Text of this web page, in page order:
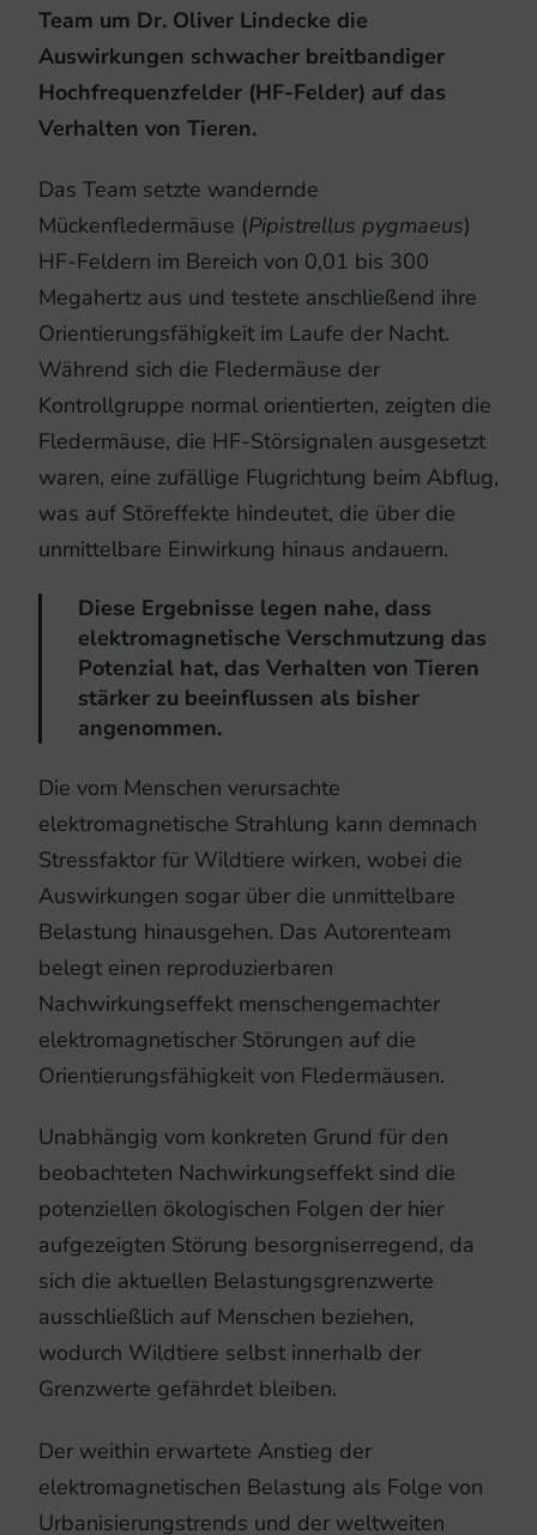
Team um Dr. Oliver Lindecke die
Auswirkungen schwacher breitbandiger
Hochfrequenzfelder (HF-Felder) auf das
Verhalten von Tieren.
Das Team setzte wandernde
Mückenfledermäuse (Pipistrellus pygmaeus)
HF-Feldern im Bereich von 0,01 bis 300
Megahertz aus und testete anschließend ihre
Orientierungsfähigkeit im Laufe der Nacht.
Während sich die Fledermäuse der
Kontrollgruppe normal orientierten, zeigten die
Fledermäuse, die HF-Störsignalen ausgesetzt
waren, eine zufällige Flugrichtung beim Abflug,
was auf Störeffekte hindeutet, die über die
unmittelbare Einwirkung hinaus andauern.
Diese Ergebnisse legen nahe, dass
elektromagnetische Verschmutzung das
Potenzial hat, das Verhalten von Tieren
stärker zu beeinflussen als bisher
angenommen.
Die vom Menschen verursachte
elektromagnetische Strahlung kann demnach
Stressfaktor für Wildtiere wirken, wobei die
Auswirkungen sogar über die unmittelbare
Belastung hinausgehen. Das Autorenteam
belegt einen reproduzierbaren
Nachwirkungseffekt menschengemachter
elektromagnetischer Störungen auf die
Orientierungsfähigkeit von Fledermäusen.
Unabhängig vom konkreten Grund für den
beobachteten Nachwirkungseffekt sind die
potenziellen ökologischen Folgen der hier
aufgezeigten Störung besorgniserregend, da
sich die aktuellen Belastungsgrenzwerte
ausschließlich auf Menschen beziehen,
wodurch Wildtiere selbst innerhalb der
Grenzwerte gefährdet bleiben.
Der weithin erwartete Anstieg der
elektromagnetischen Belastung als Folge von
Urbanisierungstrends und der weltweiten